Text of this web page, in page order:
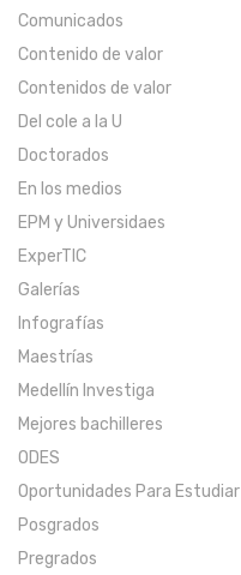
Comunicados
Contenido de valor
Contenidos de valor
Del cole a la U
Doctorados
En los medios
EPM y Universidaes
ExperTIC
Galerías
Infografías
Maestrías
Medellín Investiga
Mejores bachilleres
ODES
Oportunidades Para Estudiar
Posgrados
Pregrados